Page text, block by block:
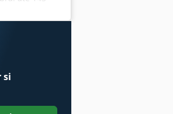
para chapas
- 12 meses
EUR Todos
dimensões
si